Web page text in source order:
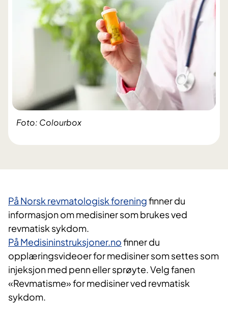
Foto: Colourbox
På Norsk revmatologisk foreningfinner du
informasjon om medisiner som brukes ved
revmatisk sykdom.
På Medisininstruksjoner.nofinner du
opplæringsvideoer for medisiner som settes som
injeksjon med penn eller sprøyte. Velg fanen
«Revmatisme» for medisiner ved revmatisk
sykdom.